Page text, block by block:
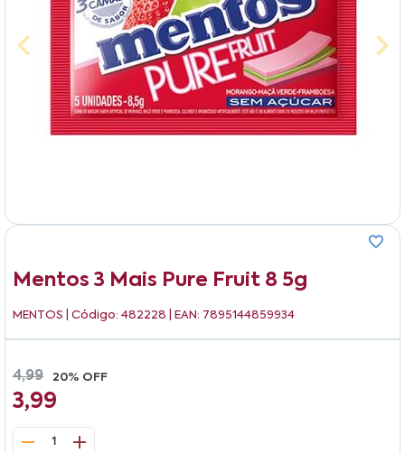
Mentos 3 Mais Pure Fruit 8 5g
MENTOS | Código: 482228 | EAN: 7895144859934
4,99 20% OFF
3,99
1